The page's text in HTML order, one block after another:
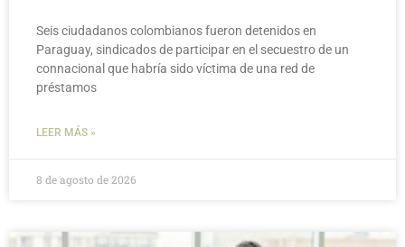
Seis ciudadanos colombianos fueron detenidos en
Paraguay, sindicados de participar en el secuestro de un
connacional que habría sido víctima de una red de
préstamos
LEER MÁS »
8 de agosto de 2026